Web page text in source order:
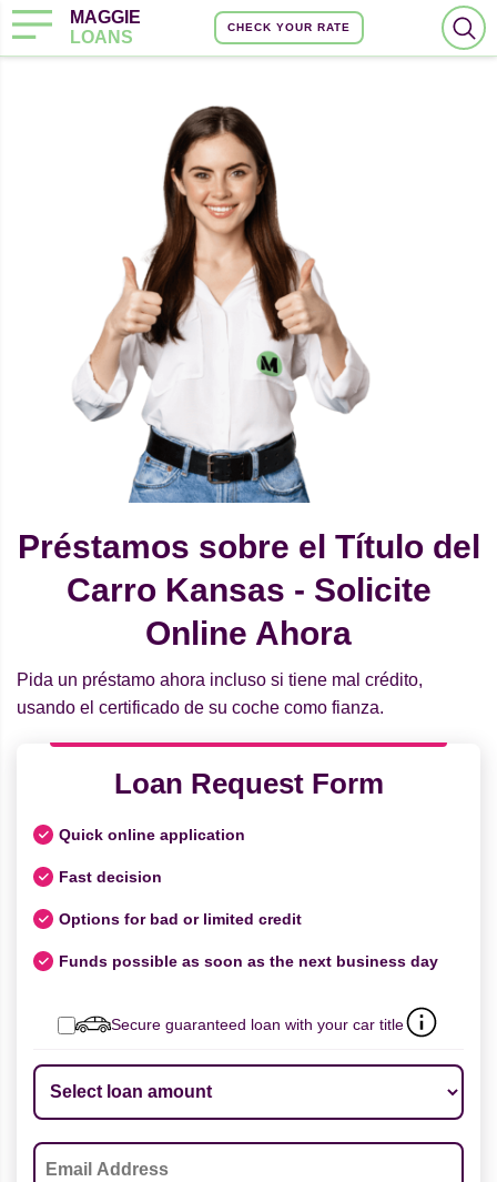
MAGGIE
LOANS
CHECK YOUR RATE
Préstamos sobre el Título del
Carro Kansas - Solicite
Online Ahora
Pida un préstamo ahora incluso si tiene mal crédito,
usando el certificado de su coche como fianza.
Loan Request Form
Quick online application
Fast decision
Options for bad or limited credit
Funds possible as soon as the next business day
Secure guaranteed loan with your car title